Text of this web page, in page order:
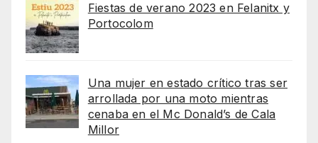
Fiestas de verano 2023 en Felanitx y
Portocolom
Una mujer en estado crítico tras ser
arrollada por una moto mientras
cenaba en el Mc Donald’s de Cala
Millor